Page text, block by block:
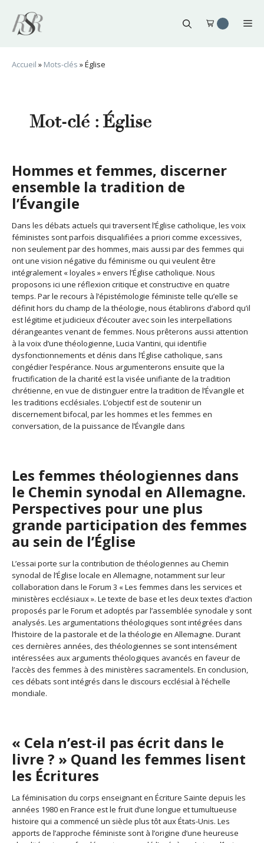
contenu
Accueil » Mots-clés »Église
Mot-clé : Église
Hommes et femmes, discerner
ensemble la tradition de
l’Évangile
Dans les débats actuels qui traversent l’Église catholique, les voix
féministes sont parfois disqualifiées a priori comme excessives,
non seulement par des hommes, mais aussi par des femmes qui
ont une vision négative du féminisme ou qui veulent être
intégralement « loyales » envers l’Église catholique. Nous
proposons ici une réflexion critique et constructive en quatre
temps. Par le recours à l’épistémologie féministe telle qu’elle se
définit hors du champ de la théologie, nous établirons d’abord qu’il
est légitime et judicieux d’écouter avec soin les interpellations
dérangeantes venant de femmes. Nous prêterons aussi attention
à la voix d’une théologienne, Lucia Vantini, qui identifie
dysfonctionnements et dénis dans l’Église catholique, sans
congédier l’espérance. Nous argumenterons ensuite que la
fructification de la charité est la visée unifiante de la tradition
chrétienne, en vue de distinguer entre la tradition de l’Évangile et
les traditions ecclésiales. L’objectif est de soutenir un
discernement bifocal, par les hommes et les femmes en
conversation, de la puissance de l’Évangile dans
Les femmes théologiennes dans
le Chemin synodal en Allemagne.
Perspectives pour une plus
grande participation des femmes
au sein de l’Église
L’essai porte sur la contribution de théologiennes au Chemin
synodal de l’Église locale en Allemagne, notamment sur leur
collaboration dans le Forum 3 « Les femmes dans les services et
ministères ecclésiaux ». Le texte de base et les deux textes d’action
proposés par le Forum et adoptés par l’assemblée synodale y sont
analysés. Les argumentations théologiques sont intégrées dans
l’histoire de la pastorale et de la théologie en Allemagne. Durant
ces dernières années, des théologiennes se sont intensément
intéressées aux arguments théologiques avancés en faveur de
l’accès des femmes à des ministères sacramentels. En conclusion,
ces débats sont intégrés dans le discours ecclésial à l’échelle
mondiale.
« Cela n’est-il pas écrit dans le
livre ? » Quand les femmes lisent
les Écritures
La féminisation du corps enseignant en Écriture Sainte depuis les
années 1980 en France est le fruit d’une longue et tumultueuse
histoire qui a commencé un siècle plus tôt aux États-Unis. Les
apports de l’approche féministe sont à l’origine d’une heureuse